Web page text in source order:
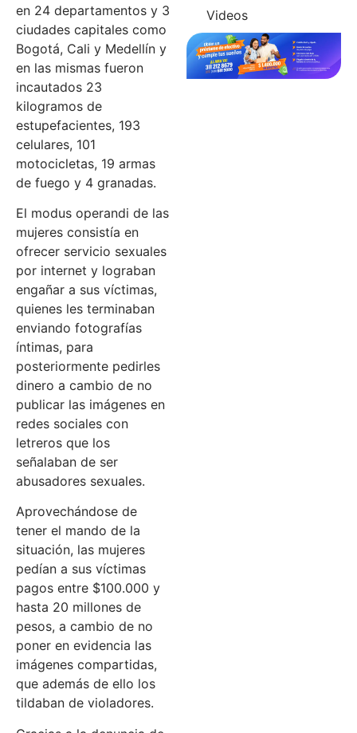
en 24 departamentos y 3
ciudades capitales como
Bogotá, Cali y Medellín y
en las mismas fueron
incautados 23
kilogramos de
estupefacientes, 193
celulares, 101
motocicletas, 19 armas
de fuego y 4 granadas.
El modus operandi de las
mujeres consistía en
ofrecer servicio sexuales
por internet y lograban
engañar a sus víctimas,
quienes les terminaban
enviando fotografías
íntimas, para
posteriormente pedirles
dinero a cambio de no
publicar las imágenes en
redes sociales con
letreros que los
señalaban de ser
abusadores sexuales.
Aprovechándose de
tener el mando de la
situación, las mujeres
pedían a sus víctimas
pagos entre $100.000 y
hasta 20 millones de
pesos, a cambio de no
poner en evidencia las
imágenes compartidas,
que además de ello los
tildaban de violadores.
Videos